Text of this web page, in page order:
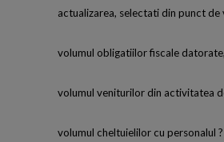
actualizarea, selectati din punct
volumul obligatiilor fiscale
volumul veniturilor din activitatea
volumul cheltuielilor cu personalul